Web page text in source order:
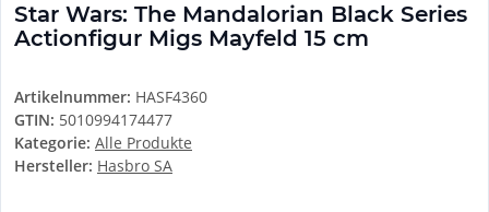
Star Wars: The Mandalorian Black Series
Actionfigur Migs Mayfeld 15 cm
Artikelnummer: HASF4360
GTIN: 5010994174477
Kategorie: Alle Produkte
Hersteller: Hasbro SA